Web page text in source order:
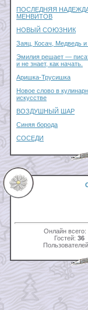
ПОСЛЕДНЯЯ
МЕНВИТОВ
НОВЫЙ СОЮЗНИК
Заяц, Косач, Медведь
Эмилия решает —
и не знает, как начать.
Аришка-Трусишка
Новое слово в
искусстве
ВОЗДУШНЫЙ ШАР
Синяя борода
СОСЕДИ
Онлайн всего:
Гостей: 36